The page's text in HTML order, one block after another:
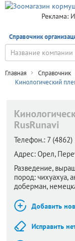
Реклама:
Справочник
Главная Справочник
Кинологический
RusRunavi
Телефон.: 7 (4862)
Адрес: Орел,
Разведение,
пород: чихуахуа,
доберман,
Добавить
Исправить